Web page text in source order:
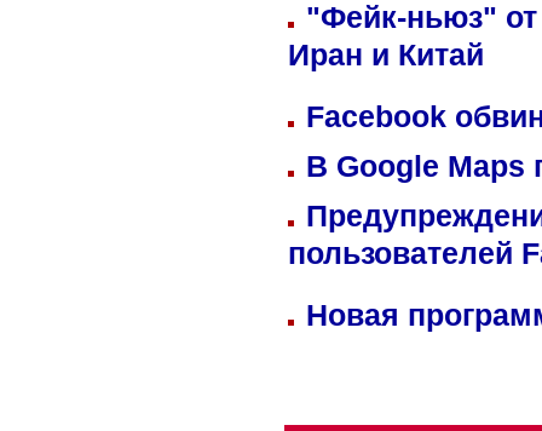
"Фейк-ньюз" от
Иран и Китай
Facebook
В Google Maps
пользователей
Новая